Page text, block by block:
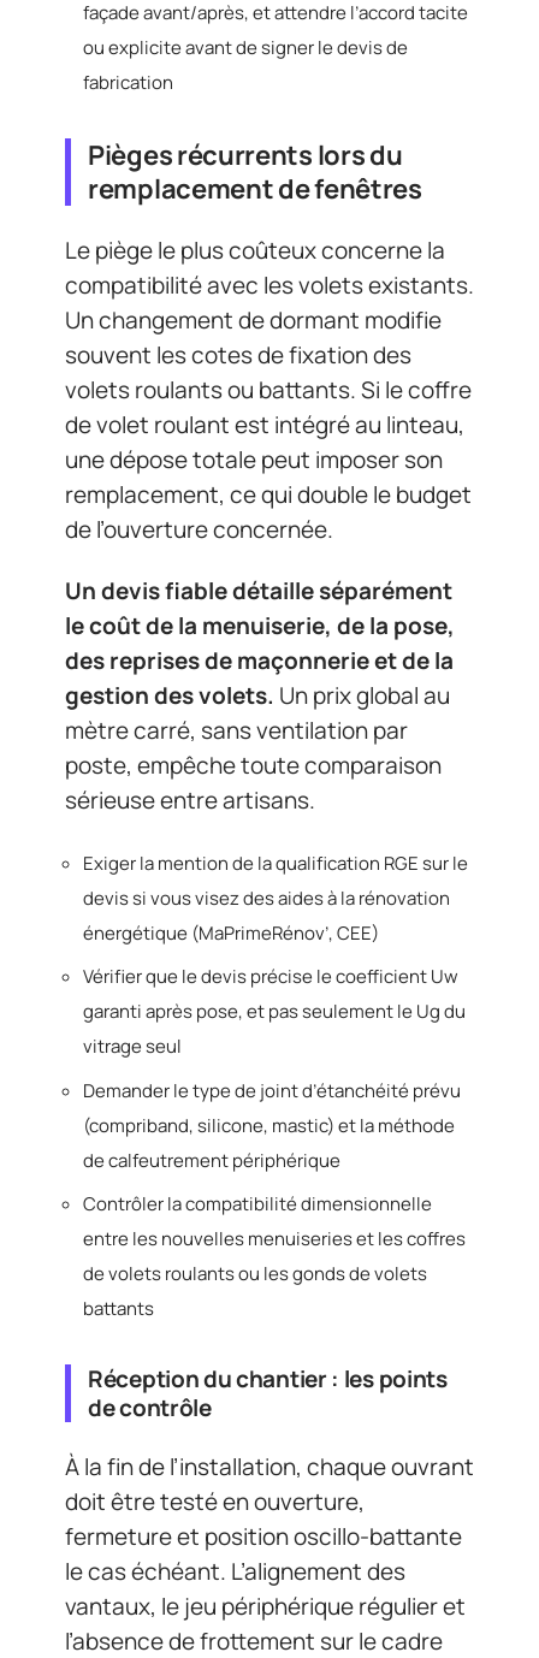
façade avant/après, et attendre l’accord tacite
ou explicite avant de signer le devis de
fabrication
Pièges récurrents lors du
remplacement de fenêtres
Le piège le plus coûteux concerne la
compatibilité avec les volets existants.
Un changement de dormant modifie
souvent les cotes de fixation des
volets roulants ou battants. Si le coffre
de volet roulant est intégré au linteau,
une dépose totale peut imposer son
remplacement, ce qui double le budget
de l’ouverture concernée.
Un devis fiable détaille séparément
le coût de la menuiserie, de la pose,
des reprises de maçonnerie et de la
gestion des volets. Un prix global au
mètre carré, sans ventilation par
poste, empêche toute comparaison
sérieuse entre artisans.
Exiger la mention de la qualification RGE sur le
devis si vous visez des aides à la rénovation
énergétique (MaPrimeRénov’, CEE)
Vérifier que le devis précise le coefficient Uw
garanti après pose, et pas seulement le Ug du
vitrage seul
Demander le type de joint d’étanchéité prévu
(compriband, silicone, mastic) et la méthode
de calfeutrement périphérique
Contrôler la compatibilité dimensionnelle
entre les nouvelles menuiseries et les coffres
de volets roulants ou les gonds de volets
battants
Réception du chantier : les points
de contrôle
À la fin de l’installation, chaque ouvrant
doit être testé en ouverture,
fermeture et position oscillo-battante
le cas échéant. L’alignement des
vantaux, le jeu périphérique régulier et
l’absence de frottement sur le cadre